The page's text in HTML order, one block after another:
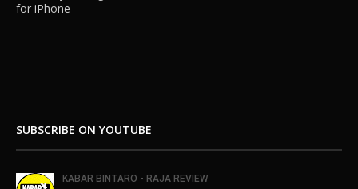
for iPhone
SUBSCRIBE ON YOUTUBE